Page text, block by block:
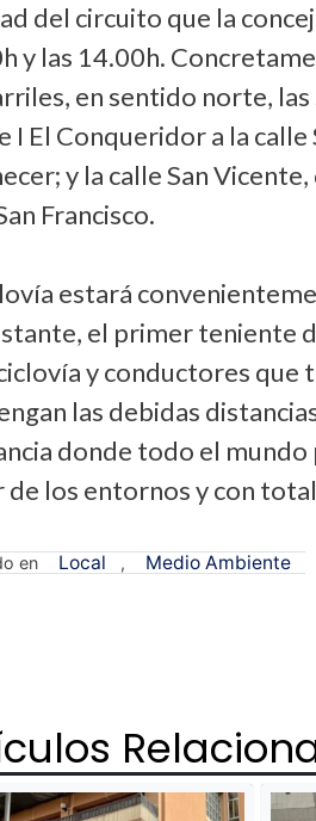
del circuito que la
y las 14.00h.
en sentido norte,
I El Conqueridor a la
y la calle San
Francisco.
estará
el primer teniente
y conductores
las debidas
donde todo el mundo
de los entornos y con
en Local , Medio Ambiente